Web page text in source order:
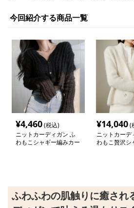
今回紹介する商品一覧
¥4,460(税込)
ニットカーディガン ふ
わもこシャギー編みカー
¥14,040(
ニットカーデ
わもこ贅沢シ
ふわふわの肌触りに癒され